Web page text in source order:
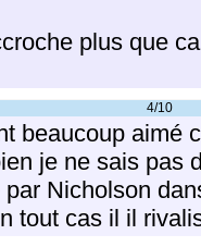
plus que
4/10
beaucoup aimé
je ne sais pas
Nicholson
tout cas il il